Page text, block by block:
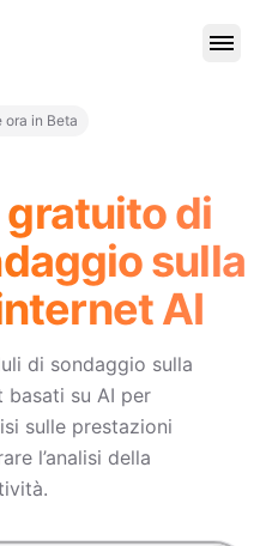
ora in Beta
di
sulla
AI
di sondaggio sulla
su AI per
sulle prestazioni
l’analisi della